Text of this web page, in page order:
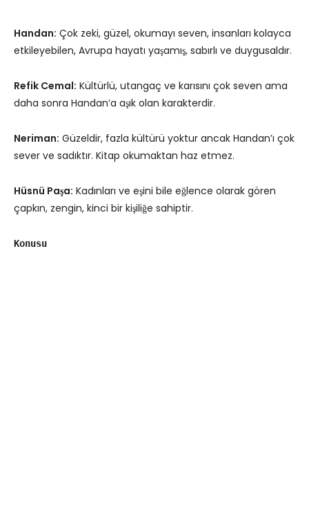
Handan: Çok zeki, güzel, okumayı seven, insanları kolayca
etkileyebilen, Avrupa hayatı yaşamış, sabırlı ve duygusaldır.
Refik Cemal: Kültürlü, utangaç ve karısını çok seven ama
daha sonra Handan’a aşık olan karakterdir.
Neriman: Güzeldir, fazla kültürü yoktur ancak Handan’ı çok
sever ve sadıktır. Kitap okumaktan haz etmez.
Hüsnü Paşa: Kadınları ve eşini bile eğlence olarak gören
çapkın, zengin, kinci bir kişiliğe sahiptir.
Konusu